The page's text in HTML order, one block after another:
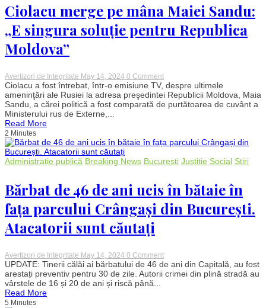
excedent”
Ciolacu merge pe mâna Maiei Sandu:
„E singura soluție pentru Republica
Moldova”
Avertizori de Integritate May 14, 2024 0 Commenton
Ciolacu
merge
mâna
singura
pentru
Republica
Ciolacu a fost întrebat, într-o emisiune TV, despre ultimele
ameninţări ale Rusiei la adresa preşedintei Republicii Moldova, Maia
Sandu, a cărei politică a fost comparată de purtătoarea de cuvânt a
Ministerului rus de Externe,...
Read More
2 Minutes
Administrație publică Breaking News Bucuresti Justitie Social Stiri
Bărbat de 46 de ani ucis în bătaie în
fața parcului Crângași din București.
Atacatorii sunt căutați
Avertizori de Integritate May 14, 2024 0 Commenton
Bărbat
de
UPDATE: Tinerii călăi ai bărbatului de 46 de ani din Capitală, au fost
arestați preventiv pentru 30 de zile. Autorii crimei din plină stradă au
vârstele de 16 și 20 de ani și riscă până...
Read More
5 Minutes